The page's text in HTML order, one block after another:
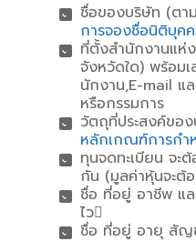
ชื่อของบริษัท (ตา
การจองชื่อนิติบุค
ที่ตั้งสํานักงานแ
จังหวัดใด) พร้อม
นักงาน,E-mail แ
หรือกรรมการ
วัตถุที่ประสงค์ขอ
หลักเกณฑ์การกํา
ทุนจดทะเบียน จะ
กัน (มูลค่าหุ้นจะต้
ชื่อ ที่อยู่ อาชีพ แล
ไว
ชื่อ ที่อยู่ อายุ สัญ